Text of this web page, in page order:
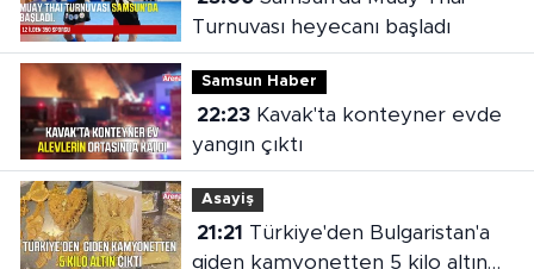
Turnuvası heyecanı başladı
Samsun Haber
22:23Kavak'ta konteyner evde
yangın çıktı
Asayiş
21:21
giden kamyonetten 5 kilo altın